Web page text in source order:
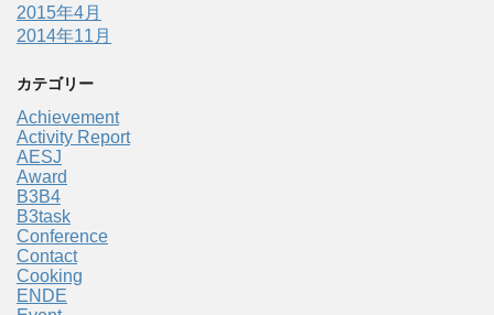
2015年4月
2014年11月
カテゴリー
Achievement
Activity Report
AESJ
Award
B3B4
B3task
Conference
Contact
Cooking
ENDE